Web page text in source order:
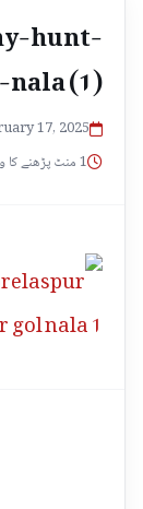
hunt-
(1)
17, 2025
1 منٹ پڑھنے کا وقت